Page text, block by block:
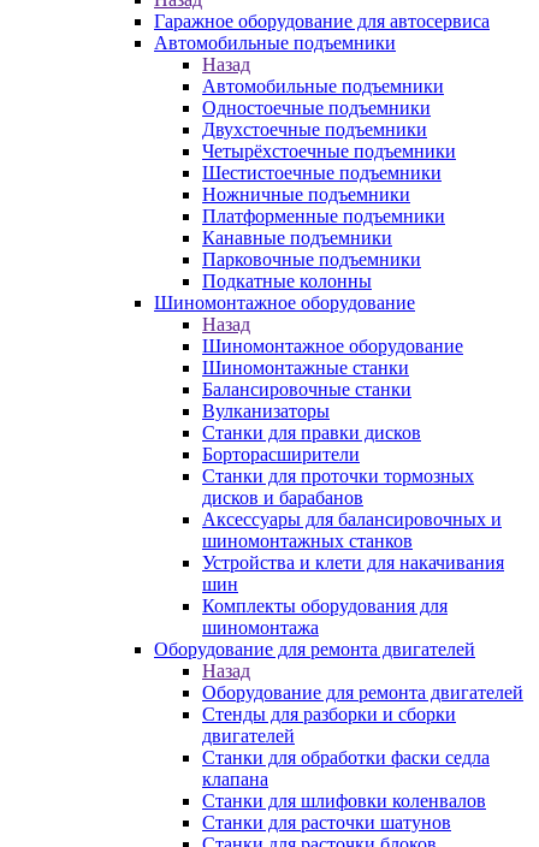
Гаражное оборудование для автосервиса
Автомобильные подъемники
Назад
Автомобильные подъемники
Одностоечные подъемники
Двухстоечные подъемники
Четырёхстоечные подъемники
Шестистоечные подъемники
Ножничные подъемники
Платформенные подъемники
Канавные подъемники
Парковочные подъемники
Подкатные колонны
Шиномонтажное оборудование
Назад
Шиномонтажное оборудование
Шиномонтажные станки
Балансировочные станки
Вулканизаторы
Станки для правки дисков
Борторасширители
Станки для проточки тормозных
дисков и барабанов
Аксессуары для балансировочных и
шиномонтажных станков
Устройства и клети для накачивания
шин
Комплекты оборудования для
шиномонтажа
Оборудование для ремонта двигателей
Назад
Оборудование для ремонта двигателей
Стенды для разборки и сборки
двигателей
Станки для обработки фаски седла
клапана
Станки для шлифовки коленвалов
Станки для расточки шатунов